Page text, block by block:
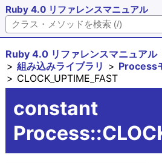
Ruby 4.0 リファレンスマニュアル
Ruby 4.0 リファレンスマニュアル
組み込みライブラリ
Process
CLOCK_UPTIME_FAST
constant